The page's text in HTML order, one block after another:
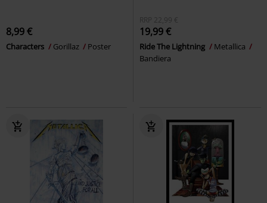
8,99 €
Characters Gorillaz Poster
RRP 22,99 €
19,99 €
Ride The Lightning
Metallica
Bandiera